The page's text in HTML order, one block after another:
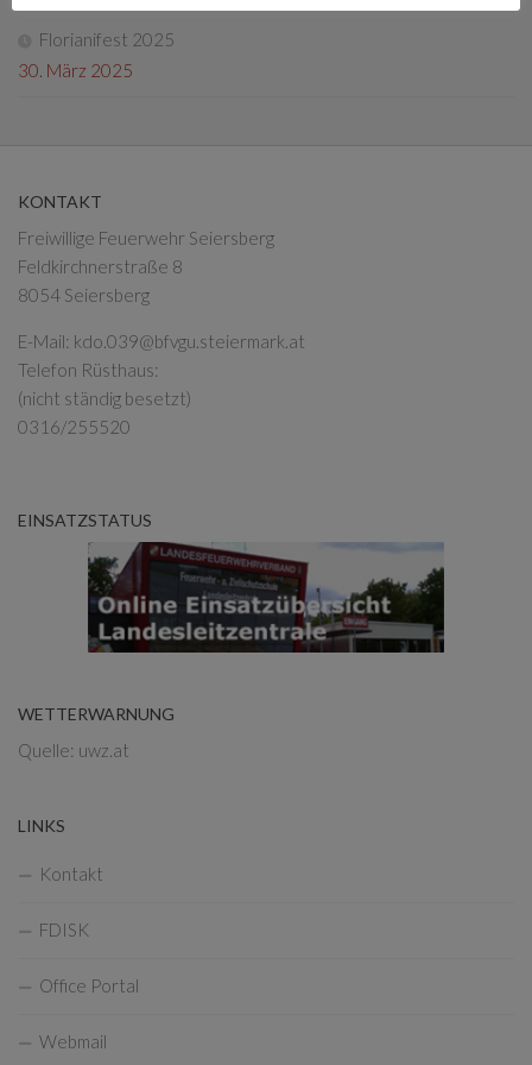
Florianifest 2025
30. März 2025
KONTAKT
Freiwillige Feuerwehr Seiersberg
Feldkirchnerstraße 8
8054 Seiersberg
E-Mail: kdo.039@bfvgu.steiermark.at
Telefon Rüsthaus:
(nicht ständig besetzt)
0316/255520
EINSATZSTATUS
WETTERWARNUNG
Quelle: uwz.at
LINKS
Kontakt
FDISK
Office Portal
Webmail